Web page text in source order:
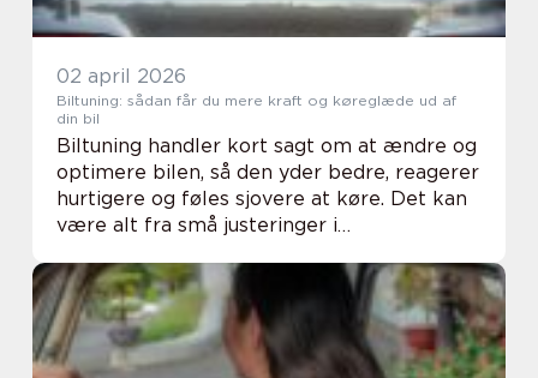
02 april 2026
Biltuning: sådan får du mere kraft og køreglæde ud af
din bil
Biltuning handler kort sagt om at ændre og
optimere bilen, så den yder bedre, reagerer
hurtigere og føles sjovere at køre. Det kan
være alt fra små justeringer i
ombygninger med ny turbo, udstødning og
brændstofsystem. F...